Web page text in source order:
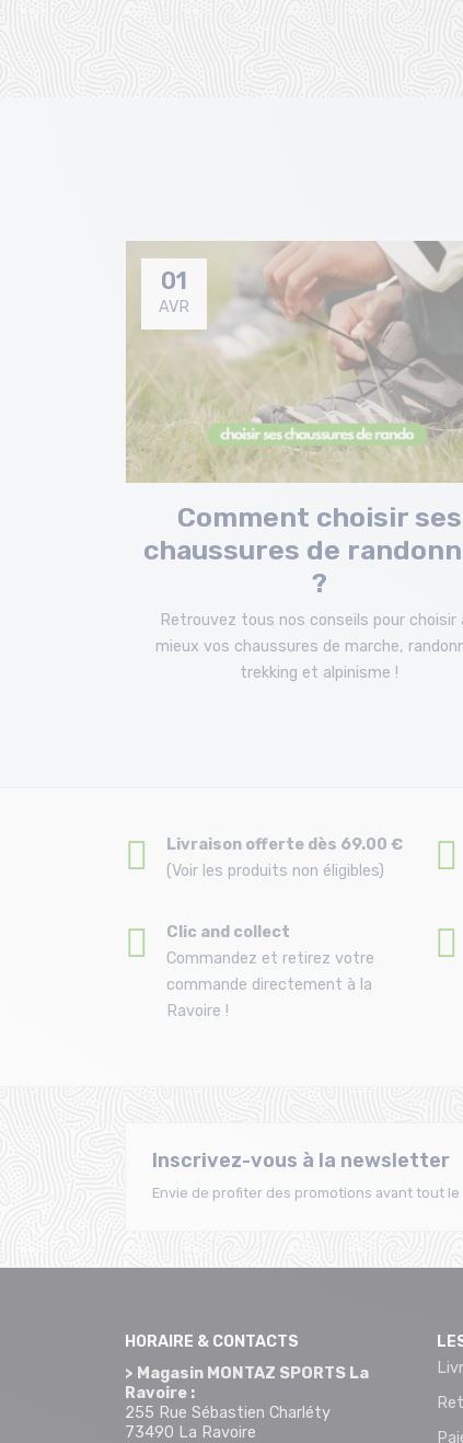
01
AVR
Comment choisir ses
chaussures de
?
Retrouvez tous nos conseils pour choisir
mieux vos chaussures de marche,
trekking et alpinisme !
Livraison offerte dès 69.00 €
(Voir les produits non éligibles)
Clic and collect
Commandez et retirez votre
commande directement à la
Ravoire !
Inscrivez-vous à la newsletter
Envie de profiter des promotions avant tout
HORAIRE & CONTACTS
> Magasin MONTAZ SPORTS La
Ravoire :
255 Rue Sébastien Charléty
73490 La Ravoire